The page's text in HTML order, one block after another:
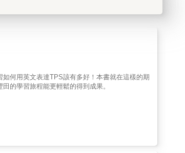
何用英文表達TPS該有多好！本書就在這樣的期
的學習旅程能更輕鬆的得到成果。